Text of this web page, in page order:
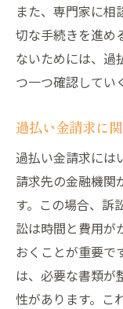
また、専門家に相
切な手続きを進め
ないためには、過
つ一つ確認してい
過払い金請求に
過払い金請求には
請求先の金融機関
す。この場合、訴
訟は時間と費用が
おくことが重要で
は、必要な書類が
性があります。こ